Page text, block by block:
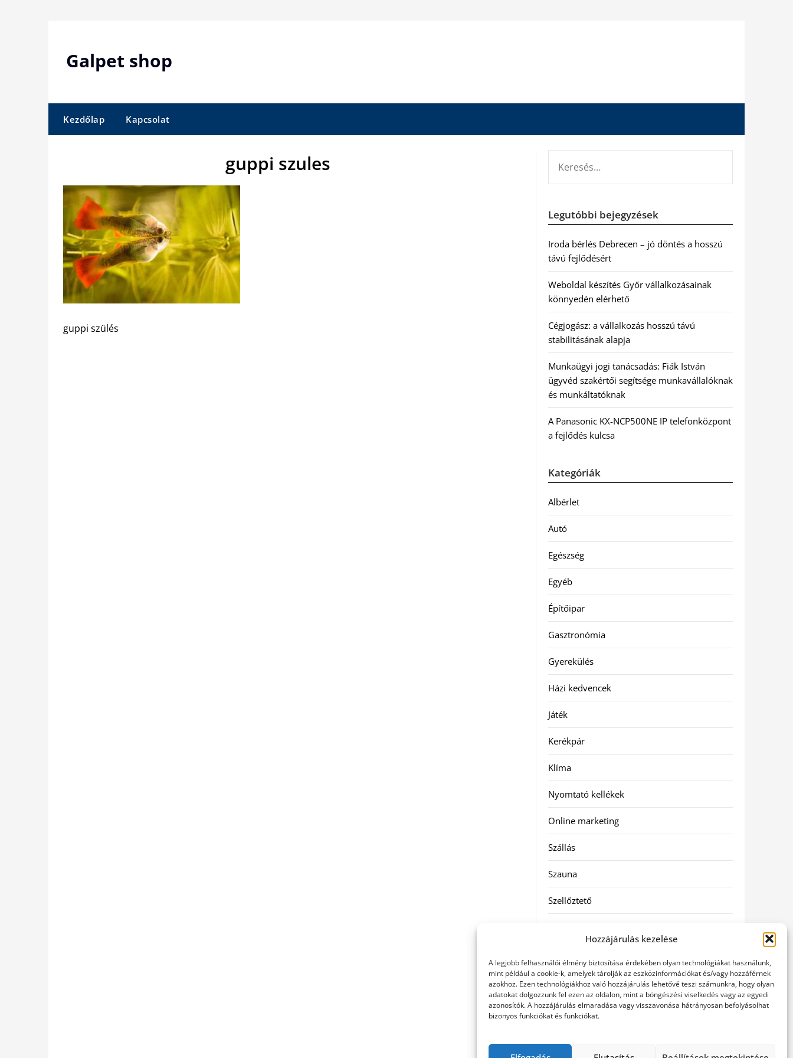
Hozzájárulás kezelése
A legjobb felhasználói élmény biztosítása érdekében olyan technológiákat használunk,
mint például a cookie-k, amelyek tárolják az eszközinformációkat és/vagy hozzáférnek
azokhoz. Ezen technológiákhoz való hozzájárulás lehetővé teszi számunkra, hogy olyan
adatokat dolgozzunk fel ezen az oldalon, mint a böngészési viselkedés vagy az egyedi
azonosítók. A hozzájárulás elmaradása vagy visszavonása hátrányosan befolyásolhat
bizonyos funkciókat és funkciókat.
Galpet shop
Kezdőlap Kapcsolat
guppi szules
guppi szülés
Legutóbbi bejegyzések
Iroda bérlés Debrecen – jó döntés a hosszú
távú fejlődésért
Weboldal készítés Győr vállalkozásainak
könnyedén elérhető
Cégjogász: a vállalkozás hosszú távú
stabilitásának alapja
Munkaügyi jogi tanácsadás: Fiák István
ügyvéd szakértői segítsége munkavállalóknak
és munkáltatóknak
A Panasonic KX-NCP500NE IP telefonközpont
a fejlődés kulcsa
Kategóriák
Albérlet
Autó
Egészség
Egyéb
Építőipar
Gasztronómia
Gyerekülés
Házi kedvencek
Játék
Kerékpár
Klíma
Nyomtató kellékek
Online marketing
Szállás
Szauna
Szellőztető
Utazás
Vásárlás